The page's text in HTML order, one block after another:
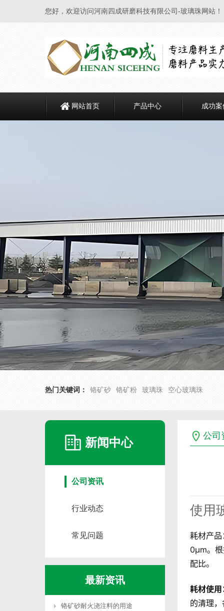
您好，欢迎访问河南四成研磨科技有限公司-玻璃珠网站！
网站首页 产品中心 成功案
热门关键词： 铬矿砂 铬矿粉 玻璃珠 空心玻璃珠
新闻中心
公司资讯
行业动态
常见问题
最新资讯
铬矿砂耐火浇注料的用途
公司
使用
耗材产
0μm。
配比。
耗材使用
的清理